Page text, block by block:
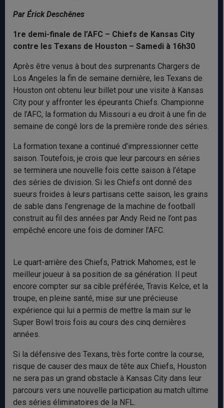
Par Érick Deschênes
1re demi-finale de l’AFC – Chiefs de Kansas City
contre les Texans de Houston – Samedi à 16h30
Après être venus à bout des surprenants Chargers de
Los Angeles la fin de semaine dernière, les Texans de
Houston ont obtenu leur billet pour une visite à Kansas
City pour y affronter les épeurants Chiefs. Championne
de l’AFC, la formation du Missouri a eu droit à une fin de
semaine de congé lors de la première ronde des séries.
La formation texane a continué d’impressionner cette
saison. Toutefois, je crois que leur parcours en séries
se terminera une nouvelle fois cette saison à l’étape
des séries de division. Si les Chiefs ont donné des
sueurs froides à leurs partisans cette saison, les grains
de sable dans l’engrenage de la machine de football
construit au fil des années par Andy Reid ne l’ont pas
empêché encore une fois de dominer l’AFC.
Le quart-arrière des Chiefs, Patrick Mahomes, est le
meilleur joueur à sa position de sa génération. Il peut
encore compter sur sa cible préférée, Travis Kelce, et la
troupe, en pleine santé, mise sur une précieuse
expérience qui lui a permis de mettre la main sur le
Super Bowl trois fois au cours des cinq dernières
années.
Si la défensive des Texans, très forte contre la course,
risque de causer des maux de tête aux Chiefs, Houston
ne sera pas un grand obstacle à Kansas City dans leur
parcours vers une nouvelle participation au match ultime
des séries éliminatoires de la NFL.